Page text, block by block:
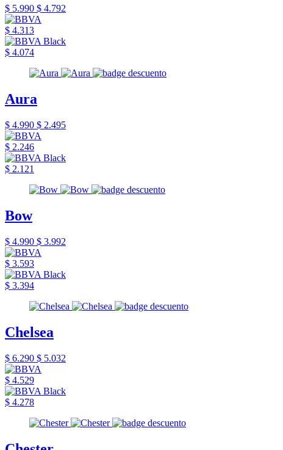
$ 5.990 $ 4.792
$ 4.313
$ 4.074
Aura
$ 4.990 $ 2.495
$ 2.246
$ 2.121
Bow
$ 4.990 $ 3.992
$ 3.593
$ 3.394
Chelsea
$ 6.290 $ 5.032
$ 4.529
$ 4.278